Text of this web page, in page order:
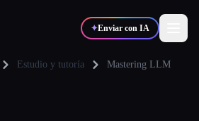
✦Enviar con IA
Estudio y tutoría Mastering LLM